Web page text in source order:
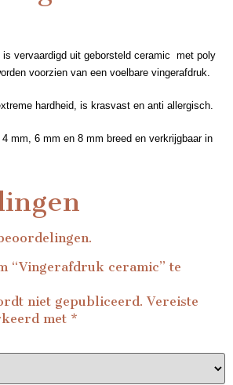
is vervaardigd uit geborsteld ceramic met poly
voorzien van een voelbare vingerafdruk.
hardheid, is krasvast en anti allergisch.
mm, 6 mm en 8 mm breed en verkrijgbaar in
“Vingerafdruk ceramic” te
niet gepubliceerd. Vereiste
met *